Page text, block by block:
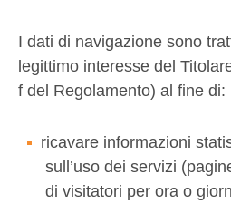
I dati di navigazione sono
legittimo interesse del
f del Regolamento) al fine di:
ricavare informazioni
sull’uso dei servizi
di visitatori per ora o